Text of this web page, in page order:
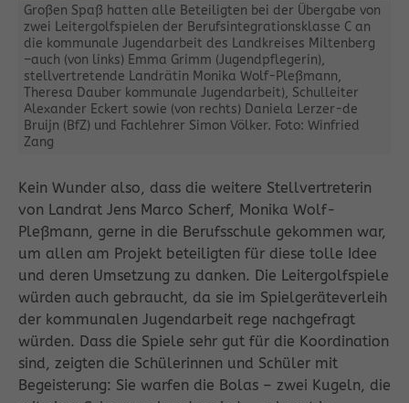
Großen Spaß hatten alle Beteiligten bei der Übergabe von
zwei Leitergolfspielen der Berufsintegrationsklasse C an
die kommunale Jugendarbeit des Landkreises Miltenberg
–auch (von links) Emma Grimm (Jugendpflegerin),
stellvertretende Landrätin Monika Wolf-Pleßmann,
Theresa Dauber kommunale Jugendarbeit), Schulleiter
Alexander Eckert sowie (von rechts) Daniela Lerzer-de
Bruijn (BfZ) und Fachlehrer Simon Völker. Foto: Winfried
Zang
Kein Wunder also, dass die weitere Stellvertreterin
von Landrat Jens Marco Scherf, Monika Wolf-
Pleßmann, gerne in die Berufsschule gekommen war,
um allen am Projekt beteiligten für diese tolle Idee
und deren Umsetzung zu danken. Die Leitergolfspiele
würden auch gebraucht, da sie im Spielgeräteverleih
der kommunalen Jugendarbeit rege nachgefragt
würden. Dass die Spiele sehr gut für die Koordination
sind, zeigten die Schülerinnen und Schüler mit
Begeisterung: Sie warfen die Bolas – zwei Kugeln, die